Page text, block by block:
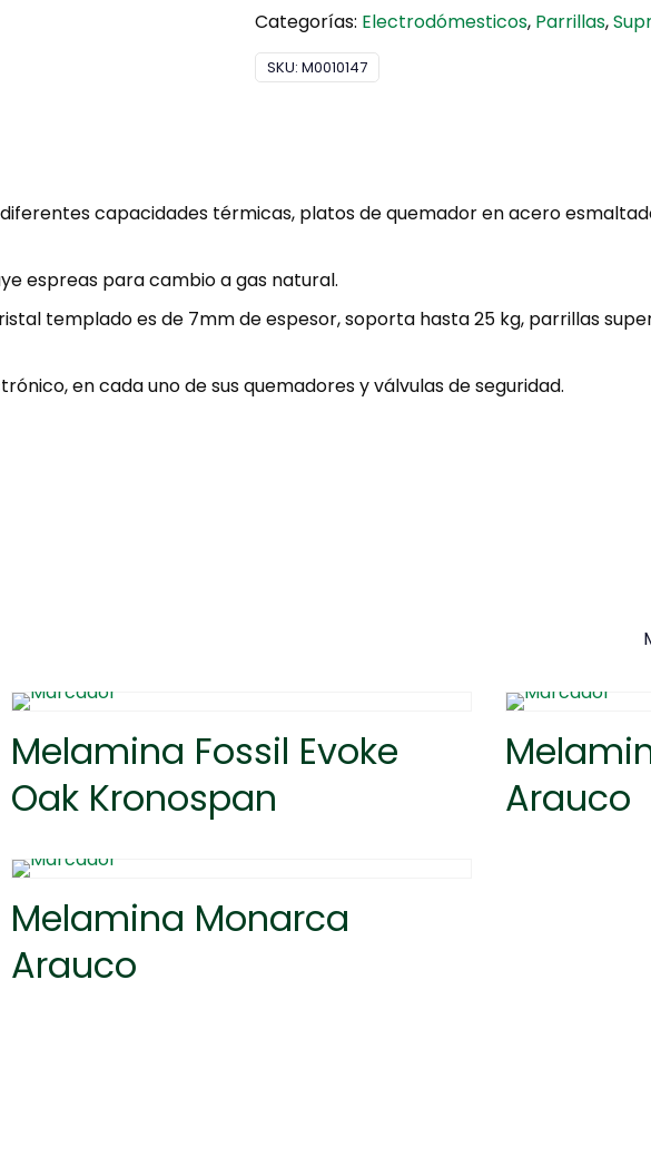
Categorías: Electrodómesticos, Parrillas,
SKU: M0010147
capacidades térmicas, platos de quemador en acero
espreas para cambio a gas natural.
templado es de 7mm de espesor, soporta hasta 25 kg, parrillas
en cada uno de sus quemadores y válvulas de seguridad.
Melamina Fossil Evoke
Oak Kronospan
Arauco
Melamina Monarca
Arauco